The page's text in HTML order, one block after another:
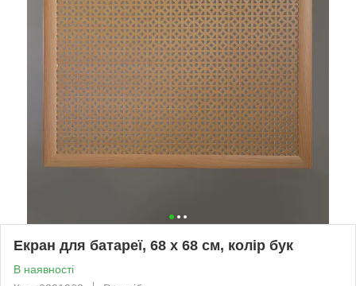
Екран для батареї, 68 х 68 см, колір бук
В наявності